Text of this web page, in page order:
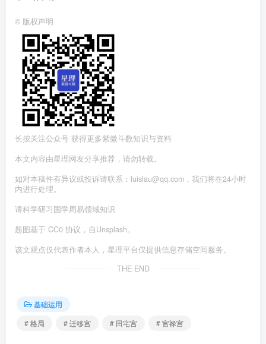
© 版权声明
长按关注公众号 获得更多紫微斗数知识与资料
本文内容由星理网友分享推荐，请勿转载。
如对本稿件有异议或投诉请联系：luislau@qq.com，我们将在24小时
内进行处理。
请科学研习国学周易领域知识
题图基于 CC0 协议，自Unsplash。
该文观点仅代表作者本人，星理平台仅提供信息存储空间服务。
THE END
基础运用
# 格局
# 迁移宫 # 田宅宫 # 官禄宫